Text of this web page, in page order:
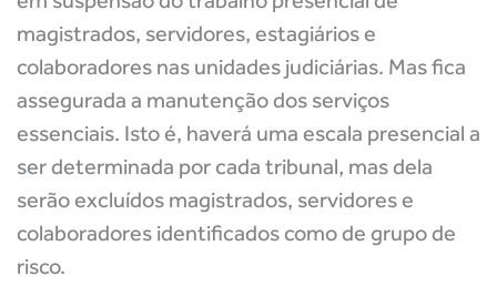
magistrados, servidores, estagiários e
colaboradores nas unidades judiciárias. Mas fica
assegurada a manutenção dos serviços
essenciais. Isto é, haverá uma escala presencial a
ser determinada por cada tribunal, mas dela
serão excluídos magistrados, servidores e
colaboradores identificados como de grupo de
risco.